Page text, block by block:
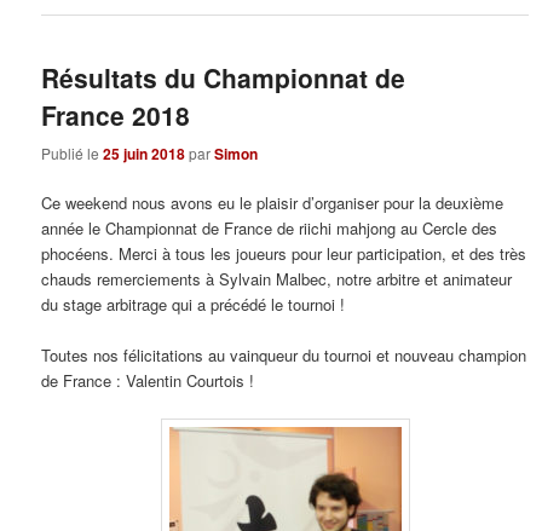
Résultats du Championnat de
France 2018
Publié le25 juin 2018parSimon
Ce weekend nous avons eu le plaisir d’organiser pour la deuxième
année le Championnat de France de riichi mahjong au Cercle des
phocéens. Merci à tous les joueurs pour leur participation, et des très
chauds remerciements à Sylvain Malbec, notre arbitre et animateur
du stage arbitrage qui a précédé le tournoi !
Toutes nos félicitations au vainqueur du tournoi et nouveau champion
de France : Valentin Courtois !